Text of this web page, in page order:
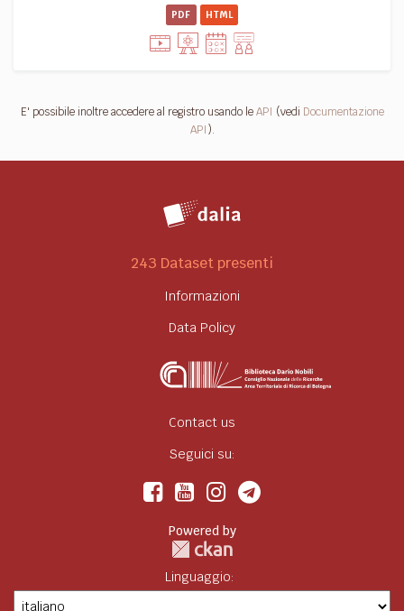
PDF HTML
E' possibile inoltre accedere al registro usando leAPI (vedi Documentazione
API).
243 Dataset presenti
Informazioni
Data Policy
Contact us
Seguici su:
Powered by
Linguaggio